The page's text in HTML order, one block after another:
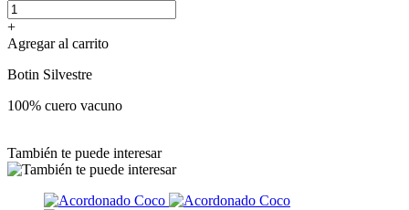
+
Agregar al carrito
Botin Silvestre
100% cuero vacuno
También te puede interesar